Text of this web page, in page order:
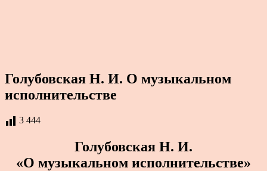
Голубовская Н. И. О музыкальном
исполнительстве
3 444
Голубовская Н. И.
«О музыкальном исполнительстве»